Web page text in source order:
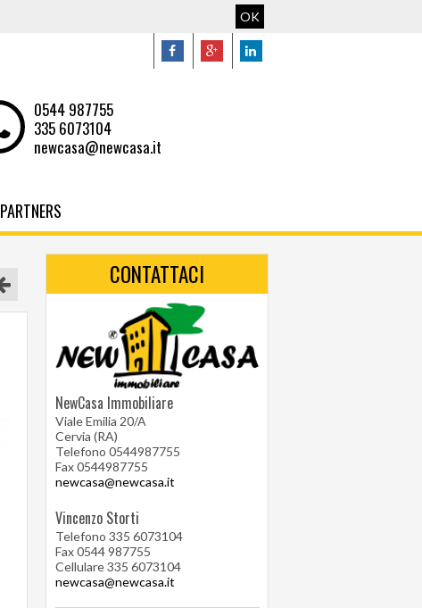
OK
0544 987755
335 6073104
newcasa@newcasa.it
PARTNERS
CONTATTACI
NewCasa Immobiliare
Viale Emilia 20/A
Cervia (RA)
Telefono 0544987755
Fax 0544987755
newcasa@newcasa.it
Vincenzo Storti
Telefono 335 6073104
Fax 0544 987755
Cellulare 335 6073104
newcasa@newcasa.it